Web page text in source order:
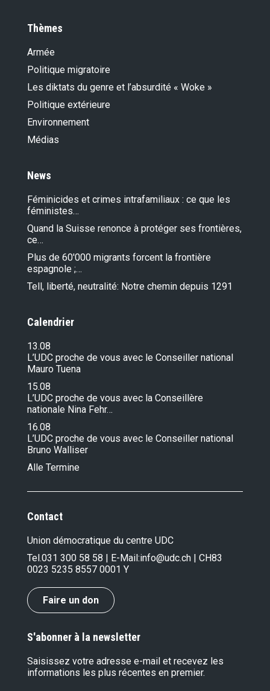
Thèmes
Armée
Politique migratoire
Les diktats du genre et l’absurdité « Woke »
Politique extérieure
Environnement
Médias
News
Féminicides et crimes intrafamiliaux : ce que les
féministes…
Quand la Suisse renonce à protéger ses frontières,
ce…
Plus de 60'000 migrants forcent la frontière
espagnole ;…
Tell, liberté, neutralité: Notre chemin depuis 1291
Calendrier
13.08
L’UDC proche de vous avec le Conseiller national
Mauro Tuena
15.08
L’UDC proche de vous avec la Conseillère
nationale Nina Fehr…
16.08
L’UDC proche de vous avec le Conseiller national
Bruno Walliser
Alle Termine
Contact
Union démocratique du centre UDC
Tel.031 300 58 58 | E-Mail:info@udc.ch | CH83
0023 5235 8557 0001 Y
Faire un don
S'abonner à la newsletter
Saisissez votre adresse e-mail et recevez les
informations les plus récentes en premier.